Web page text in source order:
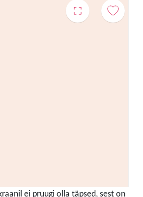
ei pruugi olla täpsed, sest on